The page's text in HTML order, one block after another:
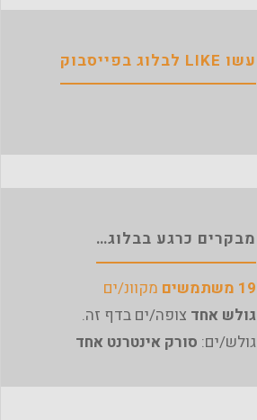
עשו LIKE לבלוג בפייסבוק
מבקרים כרגע בבלוג…
19 משתמשים
מקוונ/ים
גולש אחד צופה/ים בדף זה.
גולש/ים: סורק אינטרנט אחד